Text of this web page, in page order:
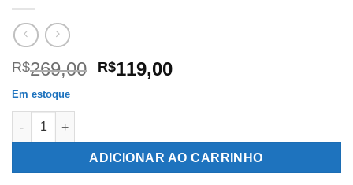
R$269,00 O
R$269,00.
R$119,00O
R$119,00.
Em estoque
MP ES (PROMOTOR DE JUSTIÇA DO ESPIRÍTO SANTO -
ADICIONAR AO CARRINHO